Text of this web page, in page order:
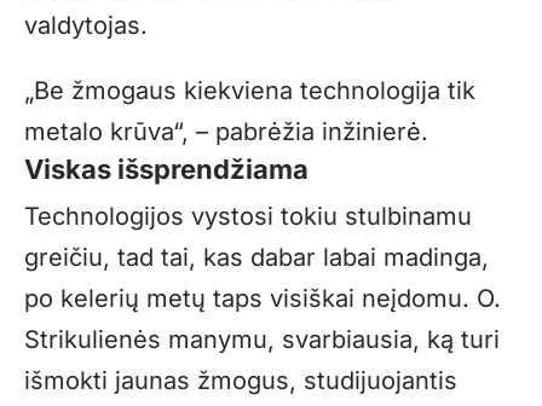
valdytojas.
„Be žmogaus kiekviena technologija tik
metalo krūva“, – pabrėžia inžinierė.
Viskas išsprendžiama
Technologijos vystosi tokiu stulbinamu
greičiu, tad tai, kas dabar labai madinga,
po kelerių metų taps visiškai neįdomu. O.
Strikulienės manymu, svarbiausia, ką turi
išmokti jaunas žmogus, studijuojantis